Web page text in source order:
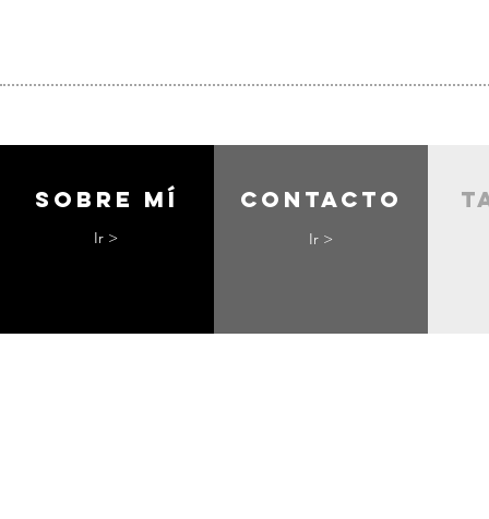
Sobre mí
Ir >
contacto
Ir >